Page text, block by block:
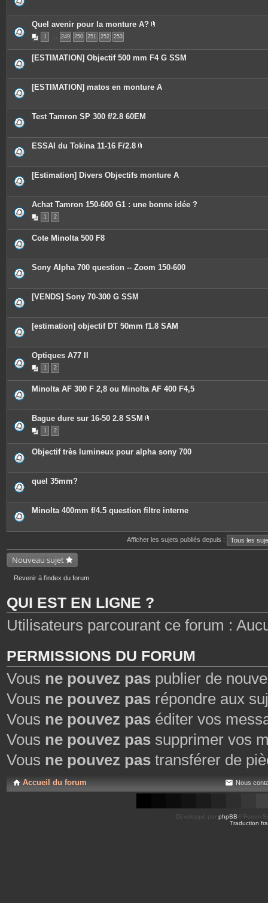
Quel avenir pour la monture A?
c
e
o
e
1 … 249 250 251 252 253
[ESTIMATION] Objectif 500 mm F4 G SSM
[ESTIMATION] matos en monture A
Test Tamron SP 300 f/2.8 60EM
ESSAI du Tokina 11-16 F/2.8
è
c
j
o
i
e
[Estimation] Divers Objectifs monture A
Achat Tamron 150-600 G1 : une bonne idée ?
1 2
Cote Minolta 500 F8
Sony Alpha 700 question -- Zoom 150-600
[VENDS] Sony 70-300 G SSM
[estimation] objectif DT 50mm f1.8 SAM
Optiques A77 II
1 2
Minolta AF 300 F 2,8 ou Minolta AF 400 F4,5
Bague dure sur 16-50 2.8 SSM
c
e
o
e
s
1 2
Objectif très lumineux pour alpha sony 700
quel 35mm?
Minolta 400mm f/4.5 question filtre interne
Afficher les sujets publiés depuis :
Nouveau sujet
Revenir à l’index du forum
QUI EST EN LIGNE ?
Utilisateurs parcourant ce forum :
PERMISSIONS DU FORUM
Vous ne pouvez pas publier de
Vous ne pouvez pas répondre aux
Vous ne pouvez pas éditer vos
Vous ne pouvez pas supprimer vos
Vous ne pouvez pas transférer de
Accueil du forum Nous
Développé par phpBB ® Forum
Traduction